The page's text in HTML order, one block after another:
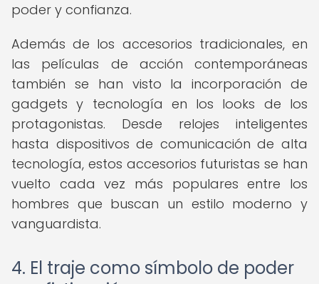
poder y confianza.
Además de los accesorios tradicionales, en
las películas de acción contemporáneas
también se han visto la incorporación de
gadgets y tecnología en los looks de los
protagonistas. Desde relojes inteligentes
hasta dispositivos de comunicación de alta
tecnología, estos accesorios futuristas se han
vuelto cada vez más populares entre los
hombres que buscan un estilo moderno y
vanguardista.
4. El traje como símbolo de poder